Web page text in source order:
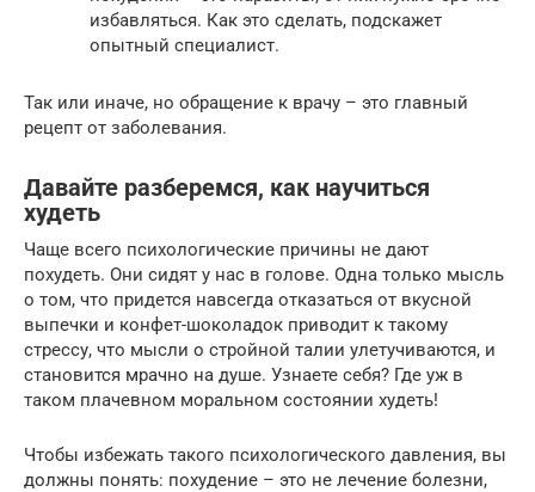
избавляться. Как это сделать, подскажет
опытный специалист.
Так или иначе, но обращение к врачу – это главный
рецепт от заболевания.
Давайте разберемся, как научиться
худеть
Чаще всего психологические причины не дают
похудеть. Они сидят у нас в голове. Одна только мысль
о том, что придется навсегда отказаться от вкусной
выпечки и конфет-шоколадок приводит к такому
стрессу, что мысли о стройной талии улетучиваются, и
становится мрачно на душе. Узнаете себя? Где уж в
таком плачевном моральном состоянии худеть!
Чтобы избежать такого психологического давления, вы
должны понять: похудение – это не лечение болезни,